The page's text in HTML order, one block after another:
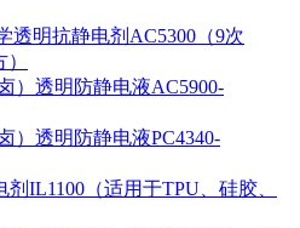
明抗静电剂AC5300（9次
）透明防静电液AC5900-
）透明防静电液PC4340-
IL1100（适用于TPU、硅胶、